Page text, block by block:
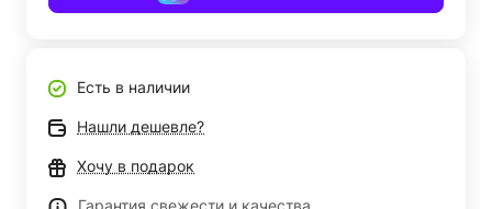
Есть в наличии
Нашли дешевле?
Хочу в подарок
Гарантия свежести и качества